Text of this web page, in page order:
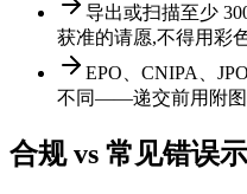
导出或扫描至少
获准的请愿,不得用彩
EPO、CNIPA、
不同——递交前用附图
合规 vs 常见错误